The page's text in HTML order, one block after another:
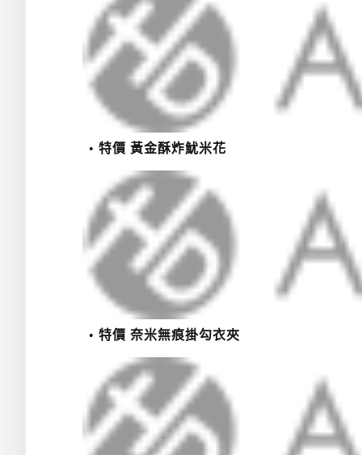
特價 黃金酥炸魷米花
特價 奈米無痕掛勾衣夾